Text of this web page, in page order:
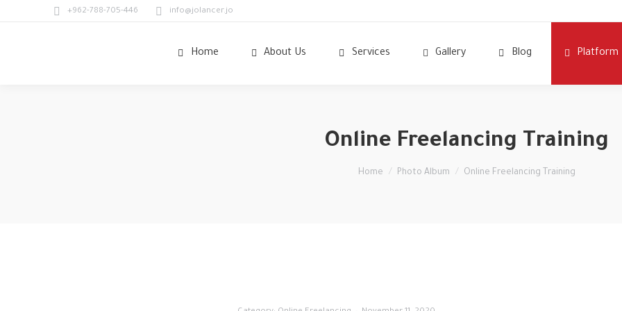
+962-788-705-446 info@jolancer.jo
Home About Us Services Gallery Blog Platform
Online Freelancing Training
You are here:
Home Photo Album Online Freelancing Training